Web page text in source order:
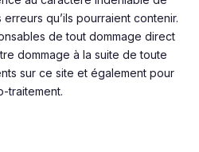
qu’ils pourraient contenir.
de tout dommage direct
dommage à la suite de toute
sur ce site et également pour
traitement.